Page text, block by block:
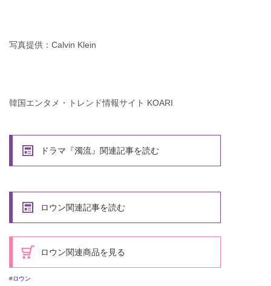
写真提供：Calvin Klein
韓国エンタメ・トレンド情報サイト KOARI
ドラマ『濁流』関連記事を読む
ロウン関連記事を読む
ロウン関連商品を見る
ロウン